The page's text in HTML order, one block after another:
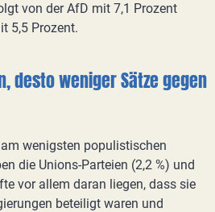
von der AfD mit 7,1 Prozent
5,5 Prozent.
desto weniger Sätze gegen
wenigsten populistischen
die Unions-Parteien (2,2 %) und
vor allem daran liegen, dass sie
beteiligt waren und